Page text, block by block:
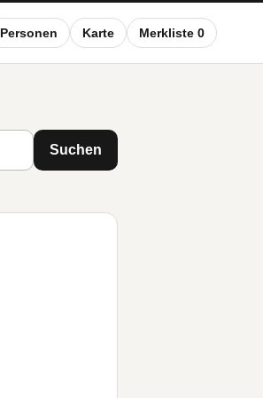
Personen Karte Merkliste 0
Suchen